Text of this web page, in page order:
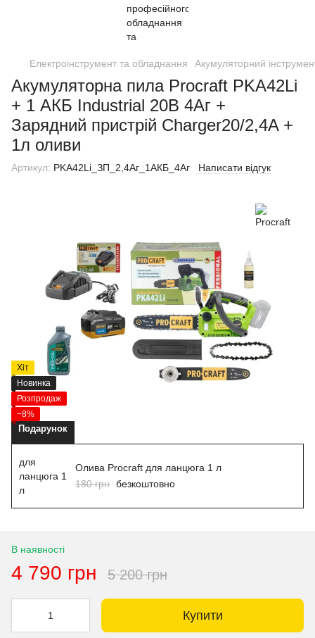
Електроінструмент та обладнання Акумуляторний
Акумуляторна пила Procraft PKA42Li
+ 1 АКБ Industrial 20В 4Аг +
Зарядний пристрій Charger20/2,4A +
1л оливи
Артикул: PKA42Li_ЗП_2,4Аг_1АКБ_4Аг Написати відгук
Хіт
Новинка
Розпродаж
−8%
Подарунок
Олива Procraft для ланцюга 1 л
180 грн безкоштовно
В наявності
4 790 грн 5 200 грн
Купити